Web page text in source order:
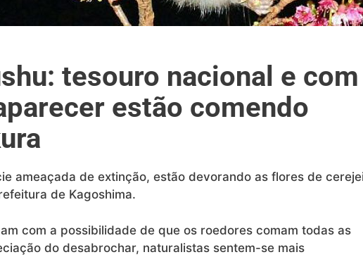
tesouro nacional e com
estão comendo
ameaçada de extinção, estão devorando as flores de
de Kagoshima.
com a possibilidade de que os roedores comam todas as
do desabrochar, naturalistas sentem-se mais